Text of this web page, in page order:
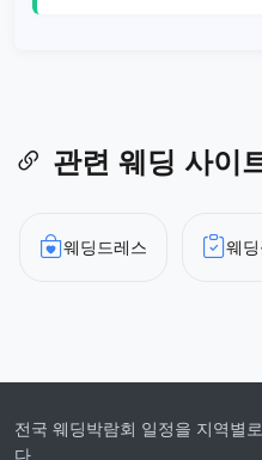
관련 웨딩 사이
웨딩드레스 웨딩
전국 웨딩박람회 일정을 지역별
다.